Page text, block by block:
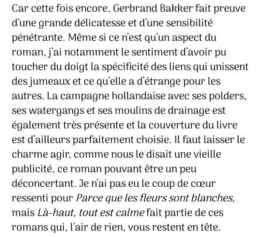
Car cette fois encore, Gerbrand Bakker fait preuve
d’une grande délicatesse et d’une sensibilité
pénétrante. Même si ce n’est qu’un aspect du
roman, j’ai notamment le sentiment d’avoir pu
toucher du doigt la spécificité des liens qui unissent
des jumeaux et ce qu’elle a d’étrange pour les
autres. La campagne hollandaise avec ses polders,
ses watergangs et ses moulins de drainage est
également très présente et la couverture du livre
est d’ailleurs parfaitement choisie. Il faut laisser le
charme agir, comme nous le disait une vieille
publicité, ce roman pouvant être un peu
déconcertant. Je n’ai pas eu le coup de cœur
ressenti pour Parce que les fleurs sont blanches,
mais Là-haut, tout est calmefait partie de ces
romans qui, l’air de rien, vous restent en tête.